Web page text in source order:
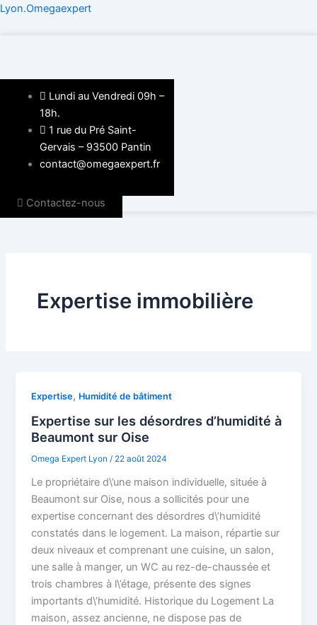
Aller
Lyon.Omegaexpert
Lundi au Vendredi 09h –
18h.
1 rue du Pré Saint-
Gervais – 93500 Pantin
contact@omegaexpert.fr
Contactez-nous
Expertise immobilière
Expertise, Humidité de bâtiment
Expertise sur les désordres d’humidité à
Beaumont sur Oise
Omega Expert Lyon/ 22 août 2024
Le propriétaire d\’une maison individuelle, située à
Beaumont sur Oise, nous a sollicités pour une
expertise concernant des désordres d\’humidité
constatés dans le logement. La maison, répartie sur
deux niveaux et comprenant une cuisine, un salon,
une salle à manger, un WC au rez-de-chaussée et
trois chambres à l\’étage, présente des signes
importants d\’humidité. Historique du Logement La
maison, assez ancienne, ne dispose pas de